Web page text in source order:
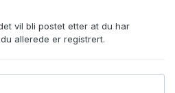
vil bli postet etter at du har
allerede er registrert.